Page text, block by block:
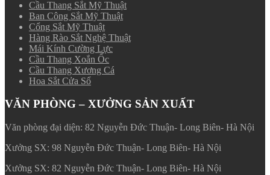
Cầu Thang Sắt Mỹ Thuật
Ban Công Sắt Mỹ Thuật
Cổng Sắt Mỹ Thuật
Hàng Rào Sắt Nghệ Thuật
Mái Kính Cường Lực
Cầu Thang Xoắn Ốc
Cầu Thang Xương Cá
Hoa Sắt Cửa Sổ
VĂN PHÒNG – XƯỞNG SẢN XUẤT
Văn phòng đại diện: 82 Nguyễn Đức Thuận- Long Biên- Hà Nội
Xưởng SX: 98 Nguyễn Đức Thuận- Long Biên- Hà Nội
Xưởng SX: 82 Nguyễn Đức Thuận- Long Biên- Hà Nội